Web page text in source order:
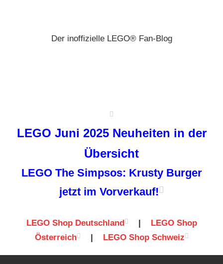
Der inoffizielle LEGO® Fan-Blog
LEGO Juni 2025 Neuheiten in der
Übersicht
LEGO The Simpsos: Krusty Burger
jetzt im Vorverkauf!
LEGO Shop Deutschland | LEGO Shop
Österreich
| LEGO Shop Schweiz